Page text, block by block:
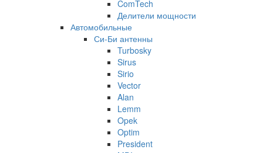
ComTech
Делители мощности
Автомобильные
Си-Би антенны
Turbosky
Sirus
Sirio
Vector
Alan
Lemm
Opek
Optim
President